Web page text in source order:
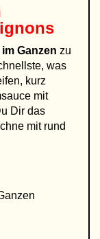
Ganzen zu
was
kurz
mit
Dir das
mit rund